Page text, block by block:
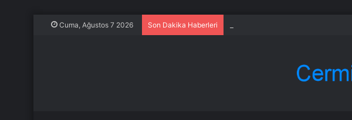
Cuma, Ağustos 7 2026 Son Dakika Haberleri